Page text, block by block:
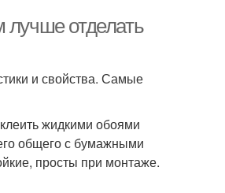
лучше отделать
и свойства. Самые
жидкими обоями
общего с бумажными
просты при монтаже.